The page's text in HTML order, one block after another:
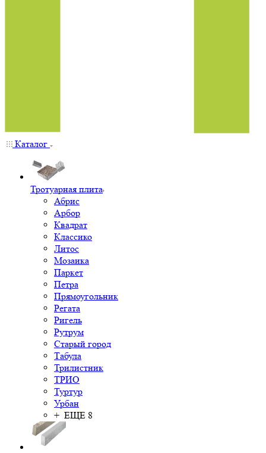
Каталог
Тротуарная плита
Абрис
Арбор
Квадрат
Классико
Литос
Мозаика
Паркет
Петра
Прямоугольник
Регата
Ригель
Рутрум
Старый город
Табула
Трилистник
ТРИО
Туртур
Урбан
+ ЕЩЕ 8